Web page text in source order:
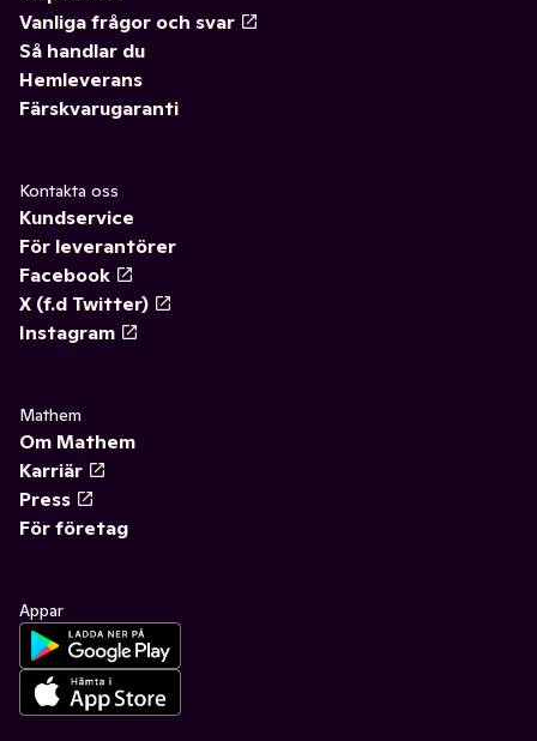
Vanliga frågor och svar
Så handlar du
Hemleverans
Färskvarugaranti
Kontakta oss
Kundservice
För leverantörer
Facebook
X (f.d Twitter)
Instagram
Mathem
Om Mathem
Karriär
Press
För företag
Appar